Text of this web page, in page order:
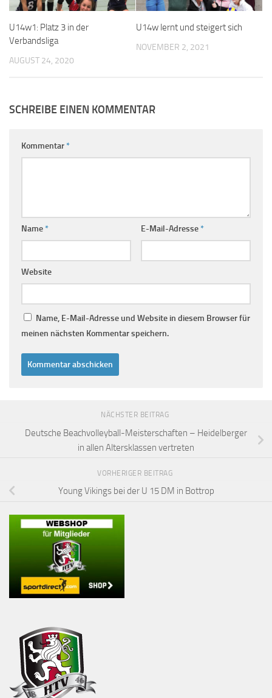
U14w1: Platz 3 in der
Verbandsliga
AUGUST 24, 2020
U14w lernt und steigert sich
NOVEMBER 2, 2021
SCHREIBE EINEN KOMMENTAR
Kommentar*
Name* E-Mail-Adresse*
Website
Name, E-Mail-Adresse und Website in diesem Browser für
meinen nächsten Kommentar speichern.
NÄCHSTER BEITRAG
Deutsche Beachvolleyball-Meisterschaften – Heidelberger
in allen Altersklassen vertreten
VORHERIGER BEITRAG
Young Vikings bei der U 15 DM in Bottrop